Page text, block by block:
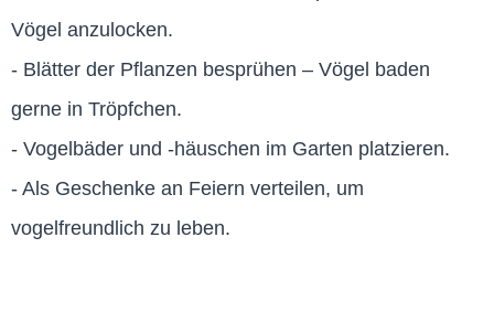
Vögel anzulocken.
- Blätter der Pflanzen besprühen – Vögel baden
gerne in Tröpfchen.
- Vogelbäder und -häuschen im Garten platzieren.
- Als Geschenke an Feiern verteilen, um
vogelfreundlich zu leben.